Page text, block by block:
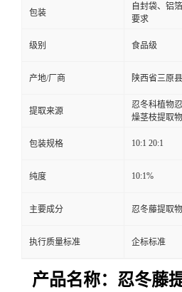
包装
自封袋、铝
要求
级别 食品级
产地/厂商 陕西省三原
提取来源
忍冬科植物
燥茎枝提取物
包装规格 10:1 20:1
纯度 10:1%
主要成分 忍冬藤提取物
执行质量标准 企标标准
产品名称： 忍冬藤